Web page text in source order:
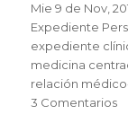
Publicado
el
Mie 9 de Nov,
Expediente
expediente
medicina
relación
3 Comentarios